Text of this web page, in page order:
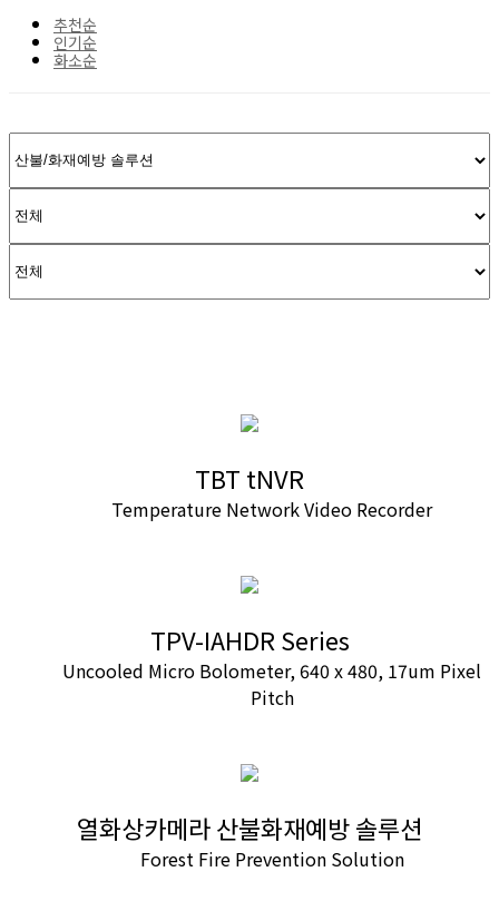
추천순
인기순
화소순
TBT tNVR
Temperature Network Video Recorder
TPV-IAHDR Series
Uncooled Micro Bolometer, 640 x 480, 17um Pixel
Pitch
열화상카메라 산불화재예방 솔루션
Forest Fire Prevention Solution